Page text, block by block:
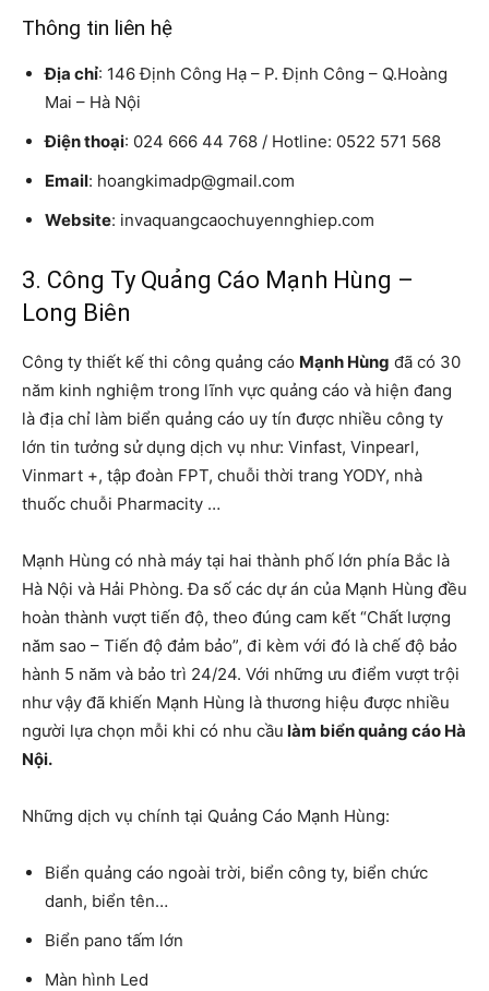
Thông tin liên hệ
Địa chỉ: 146 Định Công Hạ – P. Định Công – Q.Hoàng
Mai – Hà Nội
Điện thoại: 024 666 44 768 / Hotline: 0522 571 568
Email: hoangkimadp@gmail.com
Website: invaquangcaochuyennghiep.com
3. Công Ty Quảng Cáo Mạnh Hùng –
Long Biên
Công ty thiết kế thi công quảng cáo Mạnh Hùng đã có 30
năm kinh nghiệm trong lĩnh vực quảng cáo và hiện đang
là địa chỉ làm biển quảng cáo uy tín được nhiều công ty
lớn tin tưởng sử dụng dịch vụ như: Vinfast, Vinpearl,
Vinmart +, tập đoàn FPT, chuỗi thời trang YODY, nhà
thuốc chuỗi Pharmacity …
Mạnh Hùng có nhà máy tại hai thành phố lớn phía Bắc là
Hà Nội và Hải Phòng. Đa số các dự án của Mạnh Hùng đều
hoàn thành vượt tiến độ, theo đúng cam kết “Chất lượng
năm sao – Tiến độ đảm bảo”, đi kèm với đó là chế độ bảo
hành 5 năm và bảo trì 24/24. Với những ưu điểm vượt trội
như vậy đã khiến Mạnh Hùng là thương hiệu được nhiều
người lựa chọn mỗi khi có nhu cầu làm biển quảng cáo Hà
Nội.
Những dịch vụ chính tại Quảng Cáo Mạnh Hùng:
Biển quảng cáo ngoài trời, biển công ty, biển chức
danh, biển tên…
Biển pano tấm lớn
Màn hình Led